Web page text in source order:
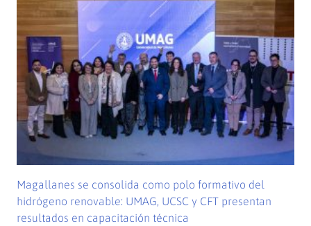
Magallanes se consolida como polo formativo del
hidrógeno renovable: UMAG, UCSC y CFT presentan
resultados en capacitación técnica